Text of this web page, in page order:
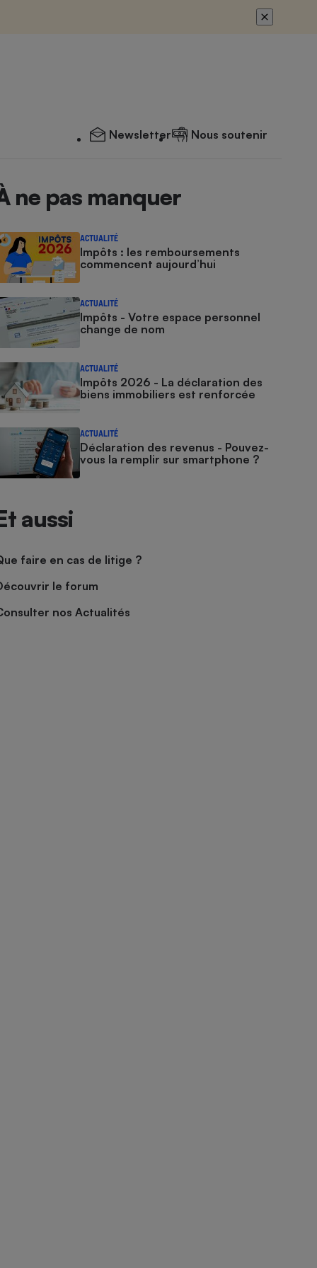
Newsletter Nous soutenir
ne pas manquer
ACTUALITÉ
Impôts : les remboursements
commencent aujourd’hui
ACTUALITÉ
Impôts - Votre espace personnel
change de nom
ACTUALITÉ
Impôts 2026 - La déclaration des
biens immobiliers est renforcée
ACTUALITÉ
Déclaration des revenus - Pouvez-
vous la remplir sur smartphone ?
aussi
faire en cas de litige ?
le forum
nos Actualités